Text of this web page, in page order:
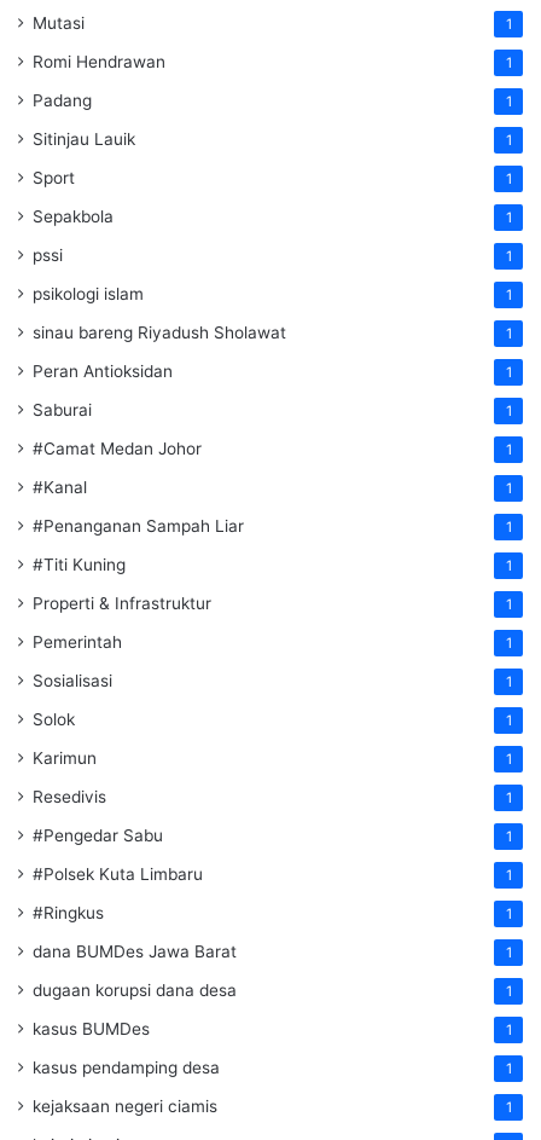
Mutasi 1
Romi Hendrawan 1
Padang 1
Sitinjau Lauik 1
Sport 1
Sepakbola 1
pssi 1
psikologi islam 1
sinau bareng Riyadush Sholawat 1
Peran Antioksidan 1
Saburai 1
#Camat Medan Johor 1
#Kanal 1
#Penanganan Sampah Liar 1
#Titi Kuning 1
Properti & Infrastruktur 1
Pemerintah 1
Sosialisasi 1
Solok 1
Karimun 1
Resedivis 1
#Pengedar Sabu 1
#Polsek Kuta Limbaru 1
#Ringkus 1
dana BUMDes Jawa Barat 1
dugaan korupsi dana desa 1
kasus BUMDes 1
kasus pendamping desa 1
kejaksaan negeri ciamis 1